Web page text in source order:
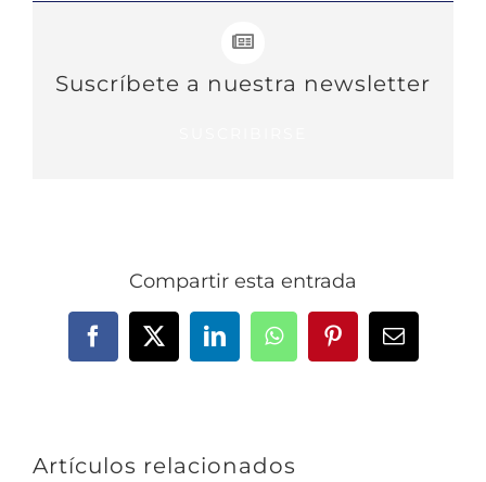
Suscríbete a nuestra newsletter
Compartir esta entrada
Facebook
X LinkedInWhatsAppPinterestCorreo
Artículos relacionados